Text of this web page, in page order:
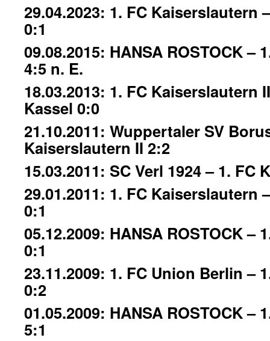
29.04.2023: 1. FC Kaiserslautern
0:1
09.08.2015: HANSA ROSTOCK –
4:5 n. E.
18.03.2013: 1. FC Kaiserslautern
Kassel 0:0
21.10.2011: Wuppertaler SV
Kaiserslautern II 2:2
15.03.2011: SC Verl 1924 – 1. FC
29.01.2011: 1. FC Kaiserslautern
0:1
05.12.2009: HANSA ROSTOCK –
0:1
23.11.2009: 1. FC Union Berlin –
0:2
01.05.2009: HANSA ROSTOCK –
5:1